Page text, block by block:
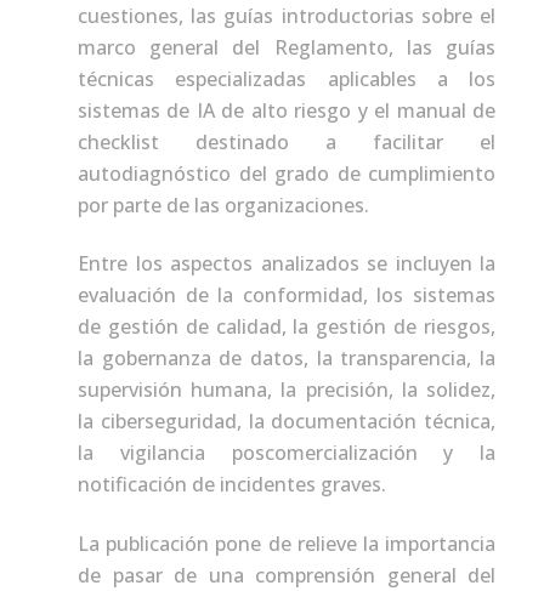
cuestiones, las guías introductorias sobre el
marco general del Reglamento, las guías
técnicas especializadas aplicables a los
sistemas de IA de alto riesgo y el manual de
checklist destinado a facilitar el
autodiagnóstico del grado de cumplimiento
por parte de las organizaciones.
Entre los aspectos analizados se incluyen la
evaluación de la conformidad, los sistemas
de gestión de calidad, la gestión de riesgos,
la gobernanza de datos, la transparencia, la
supervisión humana, la precisión, la solidez,
la ciberseguridad, la documentación técnica,
la vigilancia poscomercialización y la
notificación de incidentes graves.
La publicación pone de relieve la importancia
de pasar de una comprensión general del